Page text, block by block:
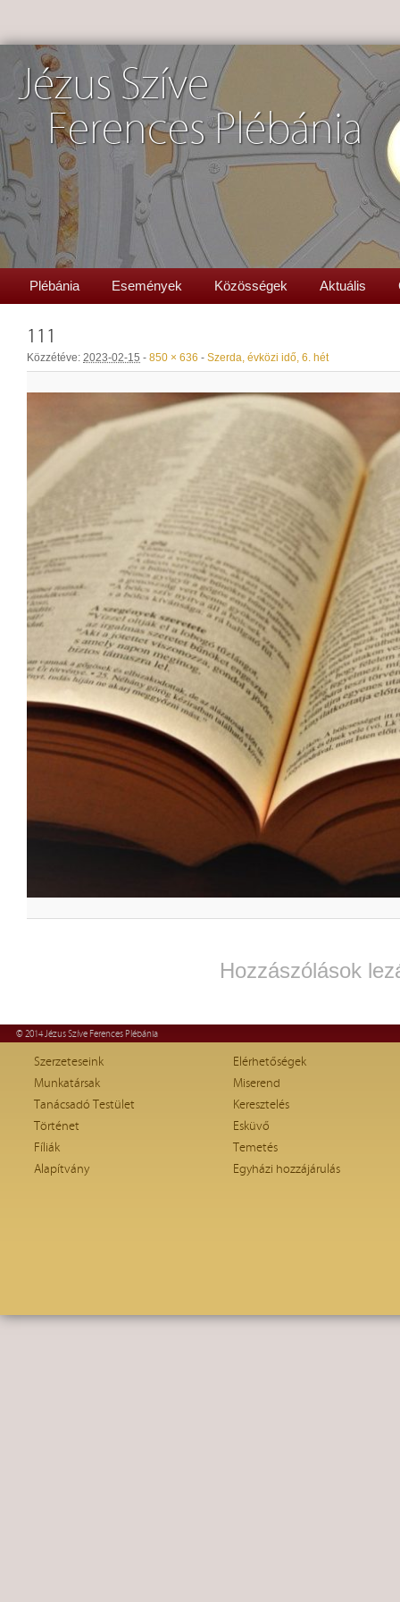
Jézus Szíve
Ferences Plébánia
Plébánia Események Közösségek Aktuális
111
Közzétéve: 2023-02-15 - 850 × 636 - Szerda, évközi idő, 6. hét
Hozzászólások
© 2014 Jézus Szíve Ferences Plébánia
Szerzeteseink
Munkatársak
Tanácsadó Testület
Történet
Fíliák
Alapítvány
Elérhetőségek
Miserend
Keresztelés
Esküvő
Temetés
Egyházi hozzájárulás